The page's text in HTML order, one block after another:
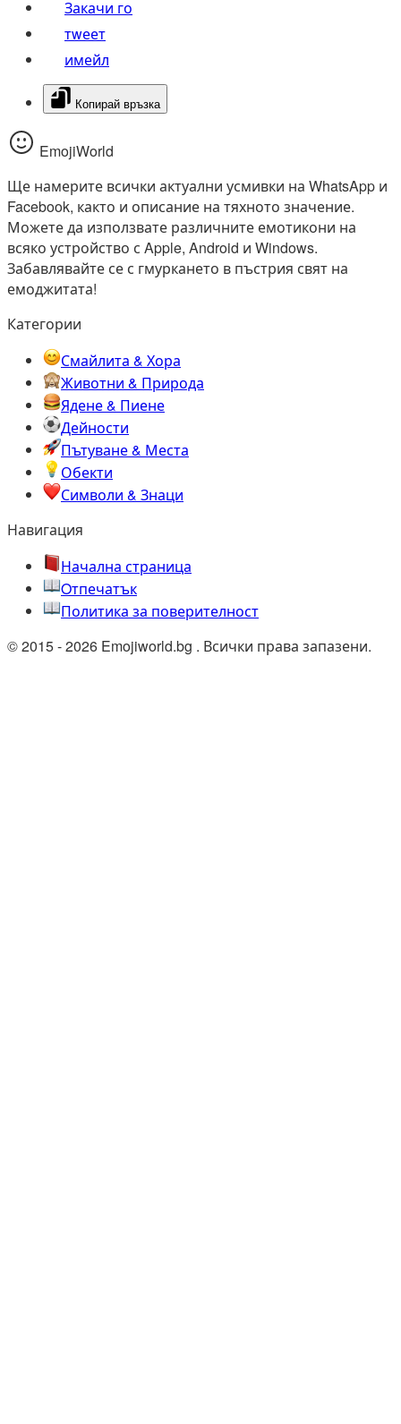
Закачи го
тwеет
имейл
Копирай връзка
EmojiWorld
Ще намерите всички актуални усмивки на WhatsApp и
Facebook, както и описание на тяхното значение.
Можете да използвате различните емотикони на
всяко устройство с Apple, Android и Windows.
Забавлявайте се с гмуркането в пъстрия свят на
емоджитата!
Категории
Смайлита & Хора
Животни & Природа
Ядене & Пиене
Дейности
Пътуване & Места
Обекти
Символи & Знаци
Навигация
Начална страница
Oтпечатък
Политика за поверителност
© 2015 - 2026 Emojiworld.bg . Всички права запазени.